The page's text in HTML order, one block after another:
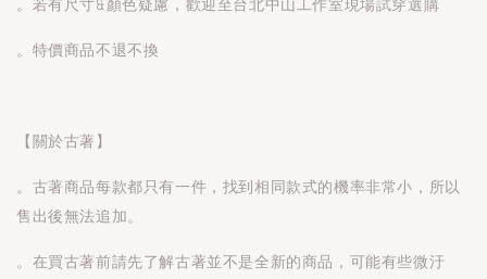
。若有尺寸&顏色疑慮，歡迎至台北中山工作室現場試穿選購
。特價商品不退不換
【關於古著】
。古著商品每款都只有一件，找到相同款式的機率非常小，所以
售出後無法追加。
。在買古著前請先了解古著並不是全新的商品，可能有些微汙